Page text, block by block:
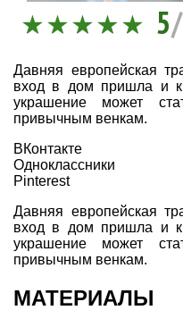
5
Давняя европейская
вход в дом пришла и к
украшение может
привычным венкам.
ВКонтакте
Одноклассники
Pinterest
Давняя европейская
вход в дом пришла и к
украшение может
привычным венкам.
МАТЕРИАЛЫ